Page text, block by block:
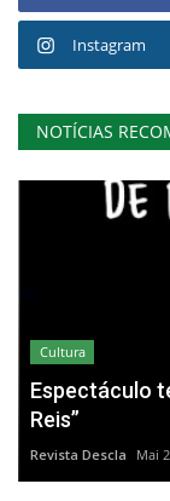
Instagram
NOTÍCIAS
Cultura
Espectáculo
Reis”
Revista Descla Mai